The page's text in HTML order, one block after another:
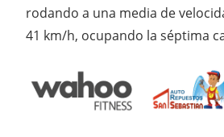
rodando a una media de
41 km/h, ocupando la séptima